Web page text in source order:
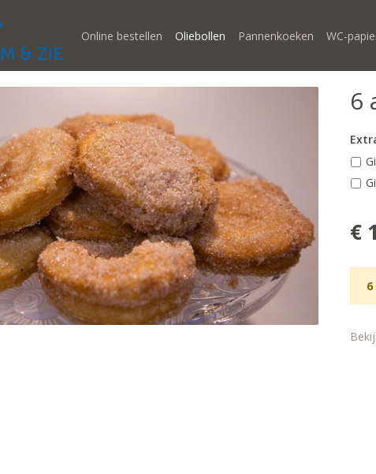
Online bestellen Oliebollen Pannenkoeken WC-
6
€